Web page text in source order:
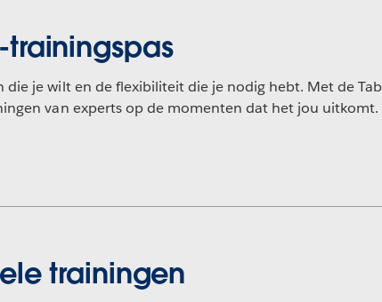
trainingspas
die je wilt en de flexibiliteit die je nodig hebt. Met de
van experts op de momenten dat het jou uitkomt.
trainingen